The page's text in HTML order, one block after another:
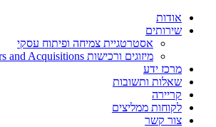
אודות
שירותים
אסטרטגיית צמיחה ופיתוח עסקי
מיזוגים ורכישות Mergers and Acquisitions
מרכז ידע
שאלות ותשובות
קריירה
לקוחות ממליצים
צור קשר